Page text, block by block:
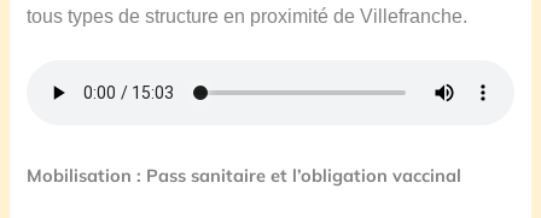
tous types de structure en proximité de Villefranche.
Mobilisation : Pass sanitaire et l’obligation vaccinal